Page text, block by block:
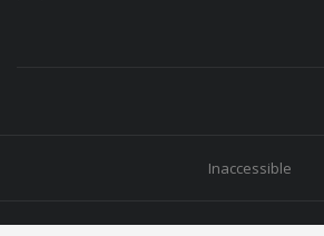
Inaccessible